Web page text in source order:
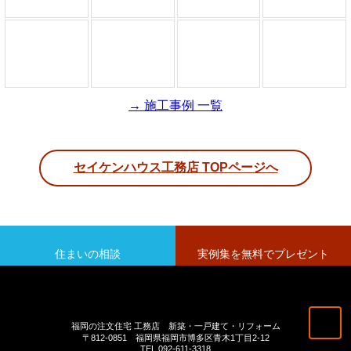
→ 施工事例 一覧
セイケンハウス工務店 TOPページへ
住まいの相談 実例集を無料でプレゼント
福岡の注文住宅 工務店 新築・一戸建て・リフォーム
〒812-0851 福岡県福岡市博多区青木1丁目2-12
TEL 092-611-3318